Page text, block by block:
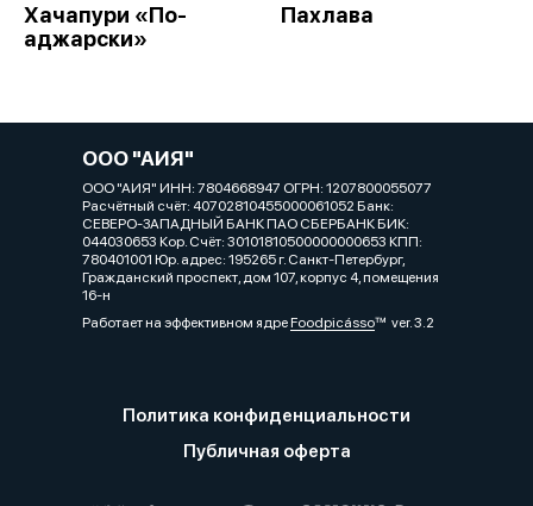
Хачапури «По-
аджарски»
Пахлава
ООО "АИЯ"
ООО "АИЯ" ИНН: 7804668947 ОГРН: 1207800055077
Расчётный счёт: 40702810455000061052 Банк:
СЕВЕРО-ЗАПАДНЫЙ БАНК ПАО СБЕРБАНК БИК:
044030653 Кор. Cчёт: 30101810500000000653 КПП:
780401001 Юр. адрес: 195265 г. Санкт-Петербург,
Гражданский проспект, дом 107, корпус 4, помещения
16-н
Работает на эффективном ядреFoodpicássover. 3.2
Политика конфиденциальности
Публичная оферта